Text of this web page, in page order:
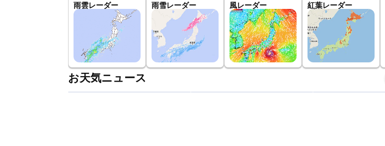
雨雲レーダー 雨雪レーダー 風レーダー 紅葉レーダー
お天気ニュース